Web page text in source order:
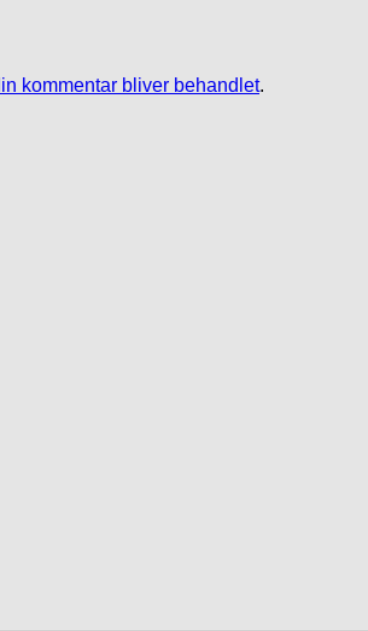
kommentar bliver behandlet.